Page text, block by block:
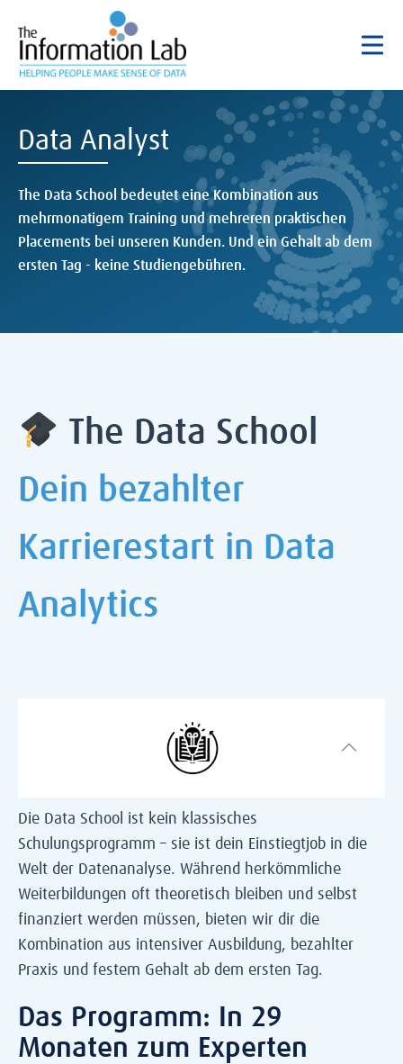
Data Analyst
The Data School bedeutet eine Kombination aus
mehrmonatigem Training und mehreren praktischen
Placements bei unseren Kunden. Und ein Gehalt ab dem
ersten Tag - keine Studiengebühren.
The Data School
Dein bezahlter
Karrierestart in Data
Analytics
Die Data School ist kein klassisches
Schulungsprogramm – sie ist dein Einstiegtjob in die
Welt der Datenanalyse. Während herkömmliche
Weiterbildungen oft theoretisch bleiben und selbst
finanziert werden müssen, bieten wir dir die
Kombination aus intensiver Ausbildung, bezahlter
Praxis und festem Gehalt ab dem ersten Tag.
Das Programm: In 29
Monaten zum Experten